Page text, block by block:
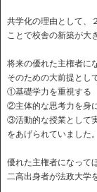
共学化の理由として、
ことで校舎の新築が大
将来の優れた主権者に
そのための大前提として
①基礎学力を重視する
②主体的な思考力を身
③活動的な授業として
をあげられていました。
優れた主権者になって
二高出身者が法政大学